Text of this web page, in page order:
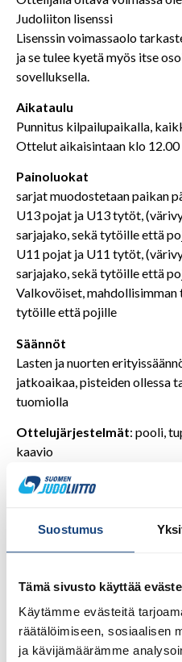
Suostumus
Tämä sivusto käyttää
Käytämme evästeitä
räätälöimiseen, sosiaalisen
ja kävijämäärämme
Judoliiton lisenssi
Lisenssin voimassaolo
ja se tulee kyetä myös itse
sovelluksella.
Aikataulu
Punnitus kilpailupaikalla,
Ottelut aikaisintaan klo 12.00
Painoluokat
sarjat muodostetaan paikan
U13 pojat ja U13 tytöt,
sarjajako, sekä tytöille että
U11 pojat ja U11 tytöt,
sarjajako, sekä tytöille että
Valkovöiset, mahdollisimman
tytöille että pojille
Säännöt
Lasten ja nuorten
jatkoaikaa, pisteiden ollessa
tuomiolla
Ottelujärjestelmät: pooli,
kaavio
Ilmoittautuminen
Ilmoittautumismaksu: 25 €
mennessä Turun Judoseura
viestiksi osallistujan nimi ja
Turku Judo Openin
sisäänpääsy FJO 2022